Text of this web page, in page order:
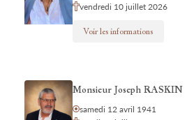
vendredi 10 juillet 2026
Voir les informations
Monsieur Joseph RASKIN
samedi 12 avril 1941